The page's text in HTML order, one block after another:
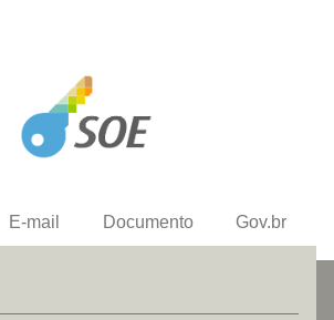
E-mail Documento Gov.br